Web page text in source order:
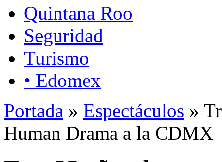
Quintana Roo
Seguridad
Turismo
• Edomex
Portada » Espectáculos »
Human Drama a la CDMX